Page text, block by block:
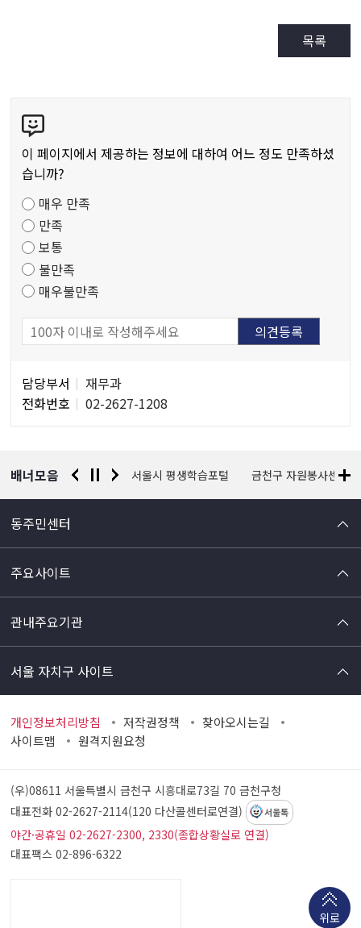
목록
텐
츠
만
도
조
사
이 페이지에서 제공하는 정보에 대하여 어느 정도 만족하셨
습니까?
매우 만족
만족
보통
불만족
매우불만족
당
자
담당부서
재무과
전화번호
02-2627-1208
배너모음
찰청 유실물 통합포털 서울시 평생학습포털 금천구 자원봉사센터
동주민센터
주요사이트
관내주요기관
서울 자치구 사이트
개인정보처리방침 저작권정책
찾아오시는길
사이트맵
원격지원요청
위로
(우)08611 서울특별시 금천구 시흥대로73길 70금천구청
대표전화 02-2627-2114(120 다산콜센터로연결)
서울톡
야간·공휴일 02-2627-2300, 2330(종합상황실로 연결)
대표팩스 02-896-6322